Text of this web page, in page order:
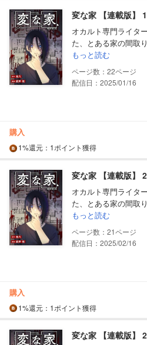
変な家 【連載版】
オカルト専門ライタ
た、とある家の間取
もっと読む
22
配信日：2025/01/16
購入
1%還元 ：1ポイント獲得
変な家 【連載版】
オカルト専門ライタ
た、とある家の間取
もっと読む
21
配信日：2025/02/16
購入
1%還元 ：1ポイント獲得
変な家 【連載版】